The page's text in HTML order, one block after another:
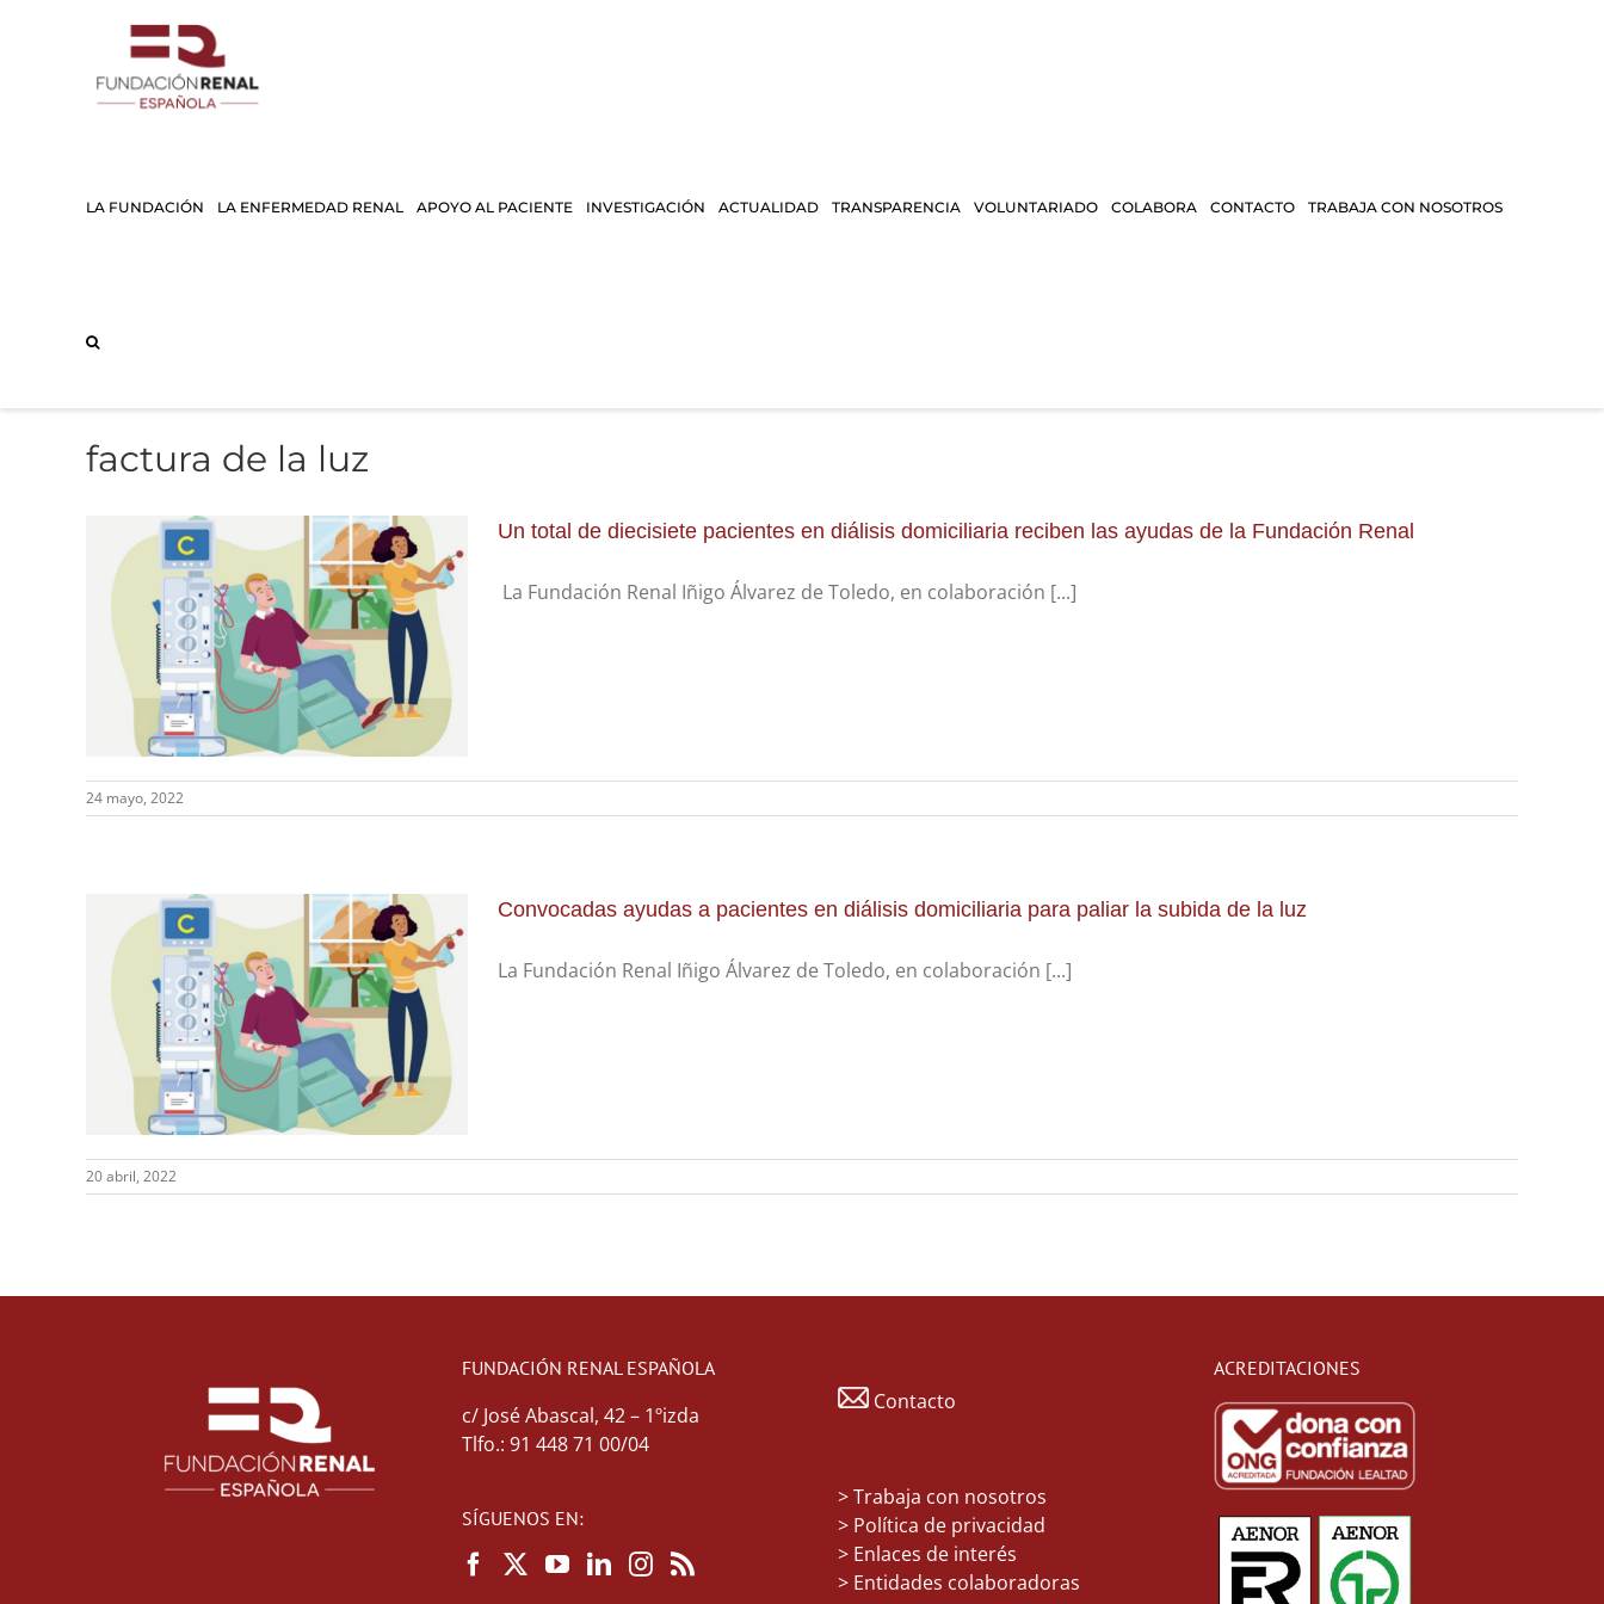
LA FUNDACIÓN LA ENFERMEDAD RENAL APOYO AL PACIENTE INVESTIGACIÓN ACTUALIDAD TRANSPARENCIA VOLUNTARIADO COLABORA CONTACTO TRABAJA CON NOSOTROS
factura de la luz
Un total de diecisiete pacientes en diálisis domiciliaria reciben las ayudas de la Fundación Renal
La Fundación Renal Iñigo Álvarez de Toledo, en colaboración [...]
24 mayo, 2022
Convocadas ayudas a pacientes en diálisis domiciliaria para paliar la subida de la luz
La Fundación Renal Iñigo Álvarez de Toledo, en colaboración [...]
20 abril, 2022
FUNDACIÓN RENAL ESPAÑOLA
c/ José Abascal, 42 – 1ºizda
Tlfo.: 91 448 71 00/04
SÍGUENOS EN:
Contacto
>Trabaja con nosotros
> Política de privacidad
> Enlaces de interés
> Entidades colaboradoras
ACREDITACIONES